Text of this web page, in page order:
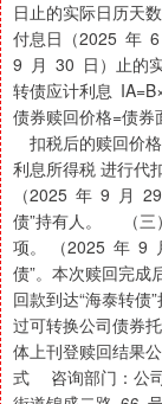
日止的实际日历天
付息日（2025 年
9 月 30 日）止的
转债应计利息
债券赎回价格=债
扣税后的赎回价
利息所得税 进行
（2025 年 9 月
债”持有人。 （三
项。 （2025 年 9
债”。本次赎回完成
回款到达“海泰转债
过可转换公司债券
体上刊登赎回结果
式 咨询部门：公